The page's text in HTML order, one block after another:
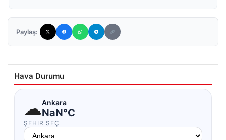
Paylaş:
Hava Durumu
☁Ankara
NaN°C
ŞEHIR SEÇ